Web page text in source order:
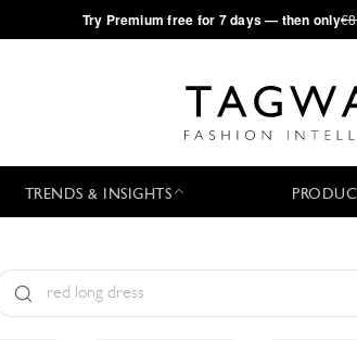
·Try Premium free for 7 days — then only
TRENDS & INSIGHTS